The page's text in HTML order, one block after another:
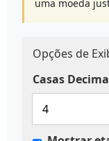
uma moeda
Opções de
Casas